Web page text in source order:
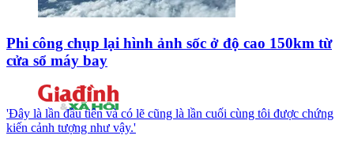
Phi công chụp lại hình ảnh sốc ở độ cao 150km từ
cửa sổ máy bay
'Đây là lần đầu tiên và có lẽ cũng là lần cuối cùng tôi được chứng
kiến cảnh tượng như vậy.'